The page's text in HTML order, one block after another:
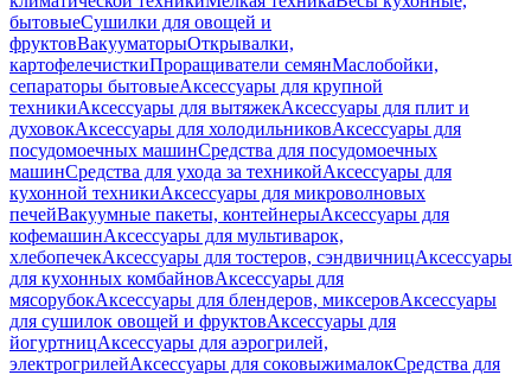
бытовыеСушилки для овощей и
фруктовВакууматорыОткрывалки,
картофелечисткиПроращиватели семянМаслобойки,
сепараторы бытовыеАксессуары для крупной
техникиАксессуары для вытяжекАксессуары для плит и
духовокАксессуары для холодильниковАксессуары для
посудомоечных машинСредства для посудомоечных
машинСредства для ухода за техникойАксессуары для
кухонной техникиАксессуары для микроволновых
печейВакуумные пакеты, контейнерыАксессуары для
кофемашинАксессуары для мультиварок,
хлебопечекАксессуары для тостеров, сэндвичницАксессуары
для кухонных комбайновАксессуары для
мясорубокАксессуары для блендеров, миксеровАксессуары
для сушилок овощей и фруктовАксессуары для
йогуртницАксессуары для аэрогрилей,
электрогрилейАксессуары для соковыжималокСредства для